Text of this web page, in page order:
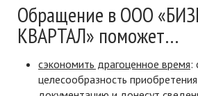
Обращение в ООО
КВАРТАЛ» поможет…
сэкономить драгоценное время:
целесообразность